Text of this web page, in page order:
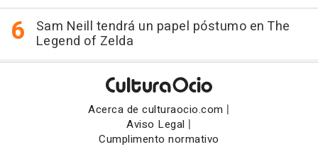
Sam Neill tendrá un papel póstumo en The
Legend of Zelda
Acerca de culturaocio.com |
Aviso Legal |
Cumplimento normativo